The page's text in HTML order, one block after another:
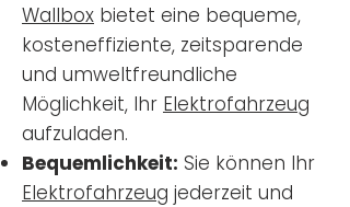
Wallbox bietet eine bequeme,
kosteneffiziente, zeitsparende
und umweltfreundliche
Möglichkeit, Ihr Elektrofahrzeug
aufzuladen.
Bequemlichkeit: Sie können Ihr
Elektrofahrzeug jederzeit und